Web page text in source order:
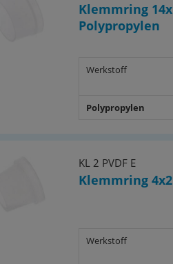
Klemmring
Polypropylen
Werkstoff
Polypropylen
KL 2 PVDF E
Klemmring
Werkstoff